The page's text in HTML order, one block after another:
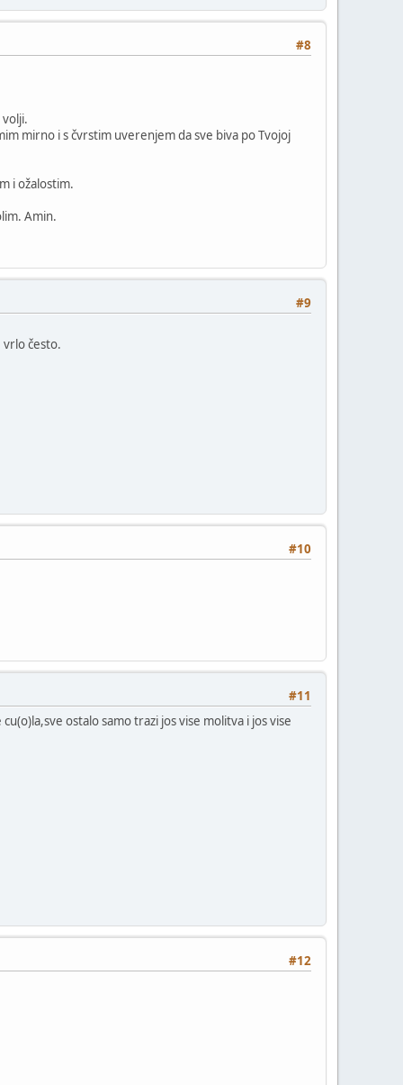
#8
mirno i s čvrstim uverenjem da sve biva po Tvojoj
i ožalostim.
Amin.
#9
vrlo često.
#10
#11
ostalo samo trazi jos vise molitva i jos vise
#12